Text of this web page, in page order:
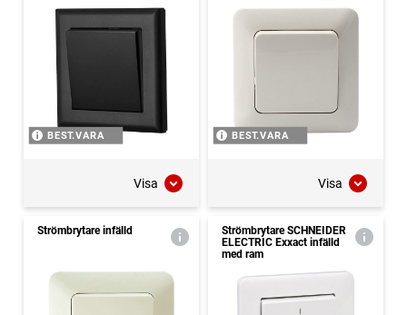
BEST.VARA
Visa
BEST.VARA
Visa
Strömbrytare infälld
Strömbrytare SCHNEIDER
ELECTRIC Exxact infälld
med ram